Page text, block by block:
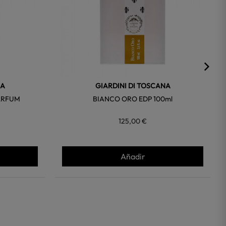
GIARDINI DI TOSCANA
BIANCO ORO EDP 100ml
125,00 €
Añadir